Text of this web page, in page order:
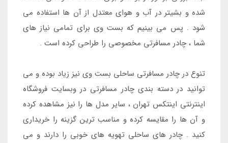
شده و بشیتر در آب و هوای معتدل از آن ها استفاده می
شود . پس می بینیم که بست وی برای تمامی نیاز های
شما ، چادر مسافرتی مخصوصی را طراحی کرده است .
تنوع در چادر مسافرتی ساحلی بست وی نیز زیاد بوده و می
توانید در دسته بندی چادر مسافرتی در وبسایت فروشگاه
اینترنتی اینتکس تهران ، سایر مدل ها را نیز مشاهده کرده
و آن ها را مقایسه کرده و مناسب ترین گزینه را خریداری
کنید . چادر های ساحلی تهویه های خوبی را دارند و می